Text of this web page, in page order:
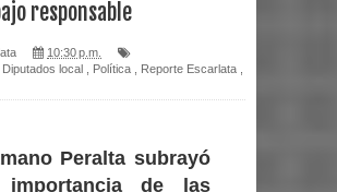
responsable
10:30 p.m.
local
Política Reporte Escarlata
Peralta subrayó
de las